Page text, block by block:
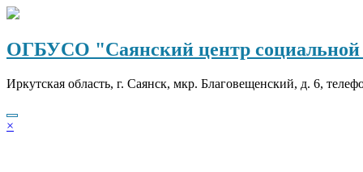
Перейти
содержимому
ОГБУСО "Саянский центр социальной
Иркутская область, г. Саянск, мкр. Благовещенский, д. 6,
×